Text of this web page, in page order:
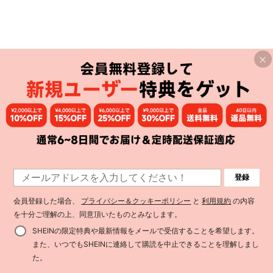
登録
会員登録した場合、 プライバシー＆クッキーポリシー と利用規約 の内容
を十分ご理解の上、同意頂いたものとみなします。
SHEINの限定特典や最新情報をメールで受信することを希望します。
また、いつでもSHEINに連絡して購読を中止できることを理解しまし
た。